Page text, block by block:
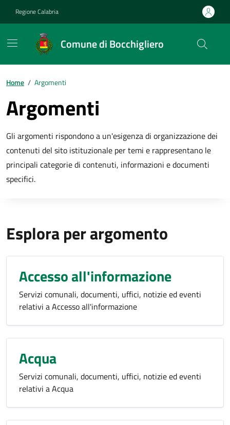
Regione Calabria
Comune di Bocchigliero
Home / Argomenti
Argomenti
Gli argomenti rispondono a un'esigenza di organizzazione dei
contenuti del sito istituzionale per temi e rappresentano le
principali categorie di contenuti, informazioni e documenti
specifici.
Esplora per argomento
Accesso all'informazione
Servizi comunali, documenti, uffici, notizie ed eventi
relativi a Accesso all'informazione
Acqua
Servizi comunali, documenti, uffici, notizie ed eventi
relativi a Acqua